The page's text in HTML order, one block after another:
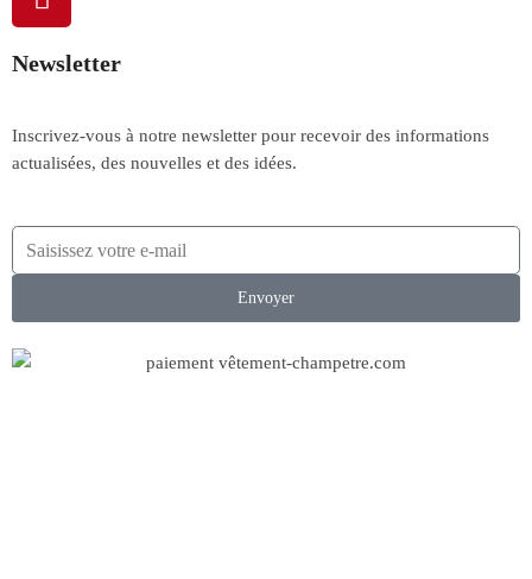
Newsletter
Inscrivez-vous à notre newsletter pour recevoir des informations
actualisées, des nouvelles et des idées.
Envoyer